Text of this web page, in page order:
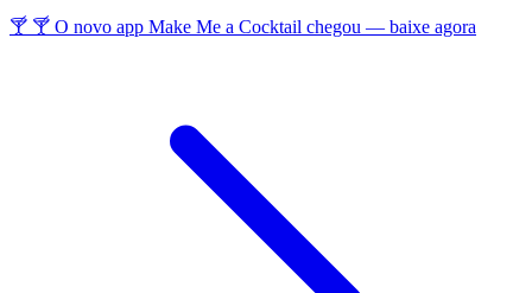
🍸 🍸 O novo app Make Me a Cocktail chegou — baixe agora